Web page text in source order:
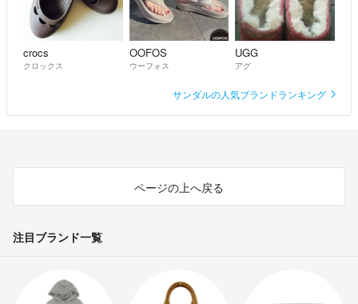
crocs
クロックス
OOFOS
ウーフォス
UGG
アグ
サンダルの人気ブランドランキング
ページの上へ戻る
注目ブランド一覧